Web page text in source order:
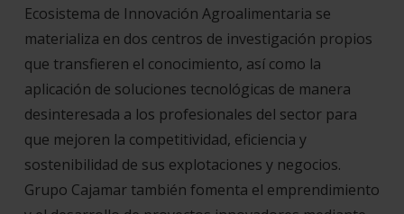
Ecosistema de Innovación Agroalimentaria se
materializa en dos centros de investigación propios
que transfieren el conocimiento, así como la
aplicación de soluciones tecnológicas de manera
desinteresada a los profesionales del sector para
que mejoren la competitividad, eficiencia y
sostenibilidad de sus explotaciones y negocios.
Grupo Cajamar también fomenta el emprendimiento